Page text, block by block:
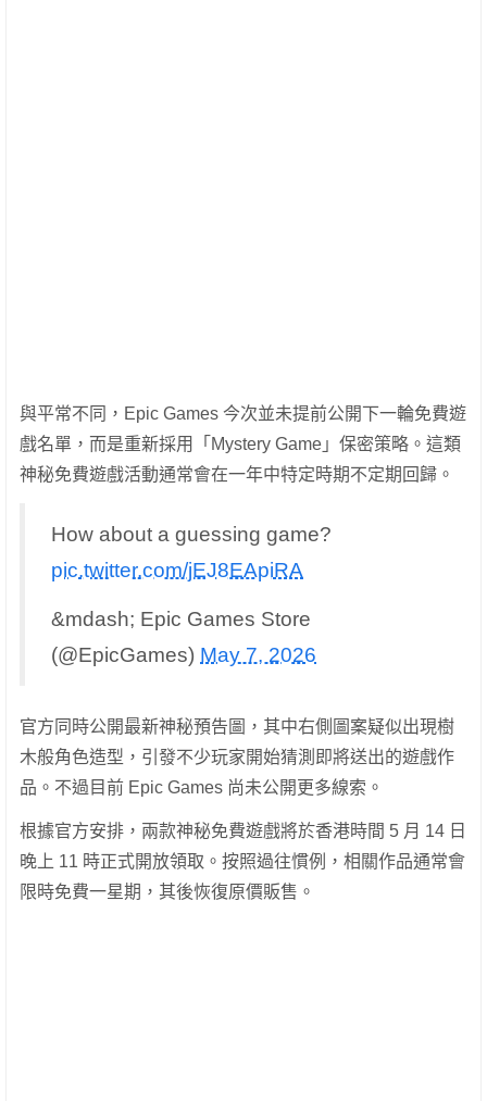
與平常不同，Epic Games 今次並未提前公開下一輪免費遊
戲名單，而是重新採用「Mystery Game」保密策略。這類
神秘免費遊戲活動通常會在一年中特定時期不定期回歸。
How about a guessing game?
pic.twitter.com/jEJ8EApiRA
&mdash; Epic Games Store
(@EpicGames) May 7, 2026
官方同時公開最新神秘預告圖，其中右側圖案疑似出現樹
木般角色造型，引發不少玩家開始猜測即將送出的遊戲作
品。不過目前 Epic Games 尚未公開更多線索。
根據官方安排，兩款神秘免費遊戲將於香港時間 5 月 14 日
晚上 11 時正式開放領取。按照過往慣例，相關作品通常會
限時免費一星期，其後恢復原價販售。